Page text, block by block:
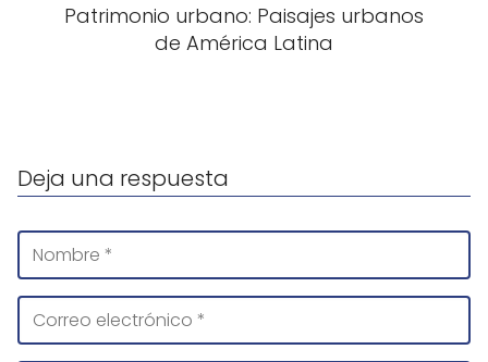
Patrimonio urbano: Paisajes urbanos
de América Latina
Deja una respuesta